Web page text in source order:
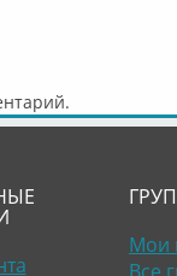
Мои